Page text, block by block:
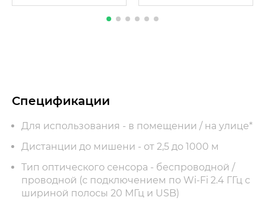
Спецификации
Для использования - в помещении / на улице*
Дистанции до мишени - от 2,5 до 1000 м
Тип оптического сенсора - беспроводной /
проводной (с подключением по Wi-Fi 2.4 ГГц c
шириной полосы 20 МГц и USB)